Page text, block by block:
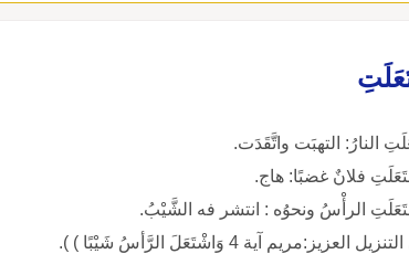
النارُ: التهبَت واتَّقَدَت.
فلانٌ غضبًا: هاج.
الرأْسُ ونحوُه : انتشر فه الشَّيْبُ.
العزيز:مريم آية 4 وَاشْتَعَلَ الرَّأسُ شَيْبًا ) ).